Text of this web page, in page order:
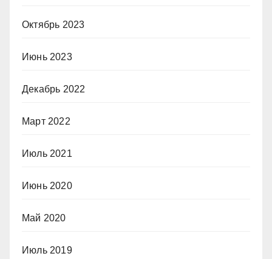
Октябрь 2023
Июнь 2023
Декабрь 2022
Март 2022
Июль 2021
Июнь 2020
Май 2020
Июль 2019